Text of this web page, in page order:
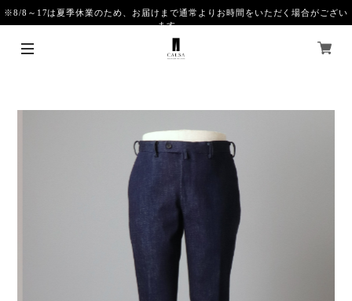
※8/8～17は夏季休業のため、お届けまで通常よりお時間をいただく場合がござい
ます。